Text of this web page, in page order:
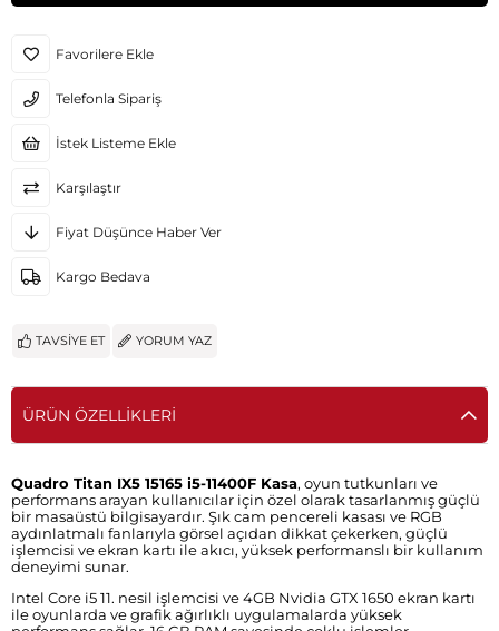
Favorilere Ekle
Telefonla Sipariş
İstek Listeme Ekle
Karşılaştır
Fiyat Düşünce Haber Ver
Kargo Bedava
TAVSIYE ET YORUM YAZ
ÜRÜN ÖZELLIKLERI
Quadro Titan IX5 15165 i5-11400F Kasa, oyun tutkunları ve
performans arayan kullanıcılar için özel olarak tasarlanmış güçlü
bir masaüstü bilgisayardır. Şık cam pencereli kasası ve RGB
aydınlatmalı fanlarıyla görsel açıdan dikkat çekerken, güçlü
işlemcisi ve ekran kartı ile akıcı, yüksek performanslı bir kullanım
deneyimi sunar.
Intel Core i5 11. nesil işlemcisi ve 4GB Nvidia GTX 1650 ekran kartı
ile oyunlarda ve grafik ağırlıklı uygulamalarda yüksek